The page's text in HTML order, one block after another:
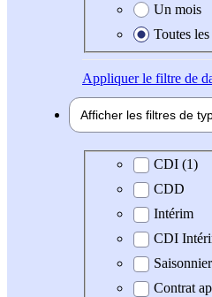
Un mois
Toutes
Appliquerle filtre de
Afficher les filtres de
Type de contrat
CDI (1)
CDD
Intérim
CDI
Saisonnier
Contrat